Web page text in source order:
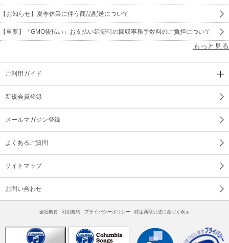
【お知らせ】夏季休業に伴う商品配送について
【重要】「GMO後払い」お支払い延滞時の回収事務手数料のご負担について
もっと見る
ご利用ガイド
新規会員登録
メールマガジン登録
よくあるご質問
サイトマップ
お問い合わせ
会社概要 利用規約 プライバシーポリシー 特定商取引法に基づく表示